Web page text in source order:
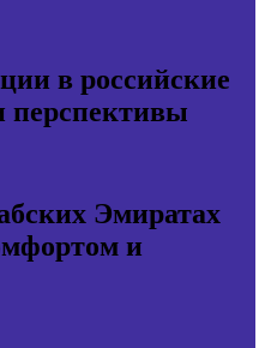
в российские
перспективы
Эмиратах
и